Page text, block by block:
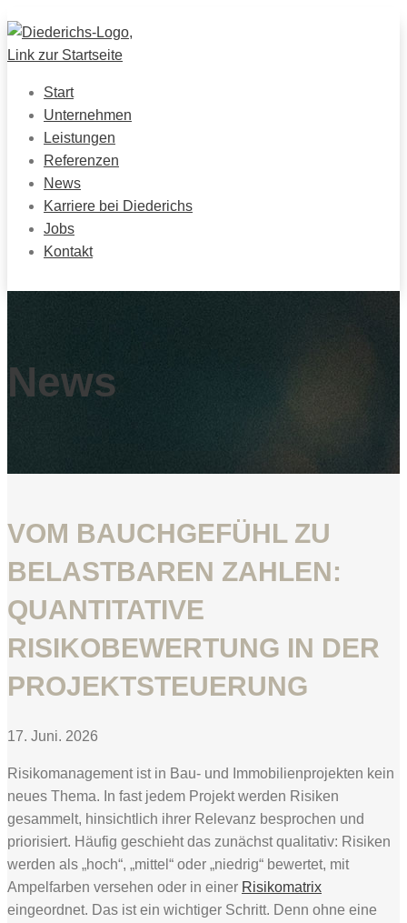
Start
Unternehmen
Leistungen
Referenzen
News
Karriere bei Diederichs
Jobs
Kontakt
News
VOM BAUCHGEFÜHL ZU
BELASTBAREN ZAHLEN:
QUANTITATIVE
RISIKOBEWERTUNG IN DER
PROJEKTSTEUERUNG
17. Juni. 2026
Risikomanagement ist in Bau- und Immobilienprojekten kein
neues Thema. In fast jedem Projekt werden Risiken
gesammelt, hinsichtlich ihrer Relevanz besprochen und
priorisiert. Häufig geschieht das zunächst qualitativ: Risiken
werden als „hoch“, „mittel“ oder „niedrig“ bewertet, mit
Ampelfarben versehen oder in einer Risikomatrix
eingeordnet. Das ist ein wichtiger Schritt. Denn ohne eine